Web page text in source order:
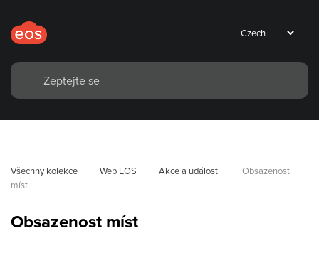
Všechny kolekce Web EOS Akce a události
Obsazenost
míst
Obsazenost míst